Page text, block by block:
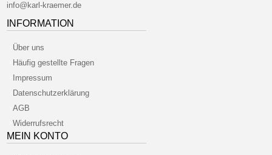
info@karl-kraemer.de
INFORMATION
Über uns
Häufig gestellte Fragen
Impressum
Datenschutzerklärung
AGB
Widerrufsrecht
MEIN KONTO